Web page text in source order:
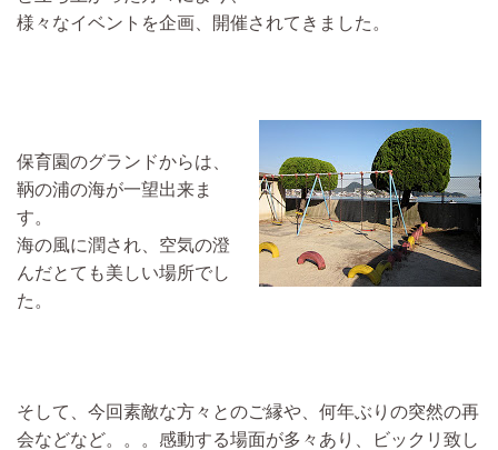
様々なイベントを企画、開催されてきました。
保育園のグランドからは、
鞆の浦の海が一望出来ま
す。
海の風に潤され、空気の澄
んだとても美しい場所でし
た。
そして、今回素敵な方々とのご縁や、何年ぶりの突然の再
会などなど。。。感動する場面が多々あり、ビックリ致し